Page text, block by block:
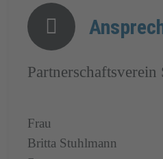
Partnerschaftsverein
Frau
Britta Stuhlmann